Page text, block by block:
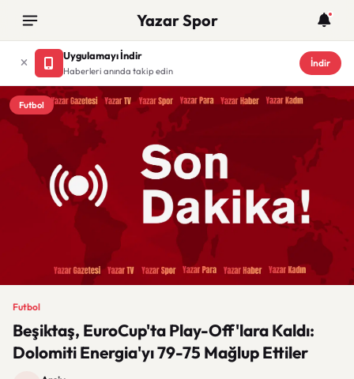
Yazar Spor
Uygulamayı İndir
Haberleri anında takip edin
İndir
Futbol
Futbol
Beşiktaş, EuroCup'ta Play-Off'lara Kaldı:
Dolomiti Energia'yı 79-75 Mağlup Ettiler